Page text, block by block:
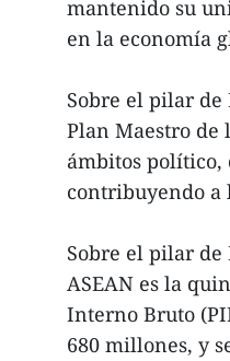
mantenido su
en la economía
Sobre el pilar
Plan Maestro de
ámbitos político,
contribuyendo a
Sobre el pilar de
ASEAN es la
Interno Bruto
680 millones, y